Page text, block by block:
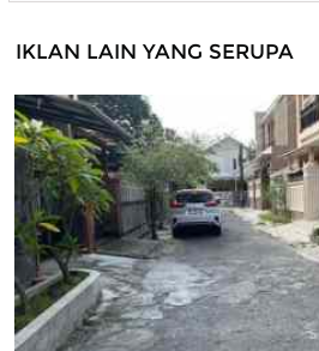
IKLAN LAIN YANG SERUPA